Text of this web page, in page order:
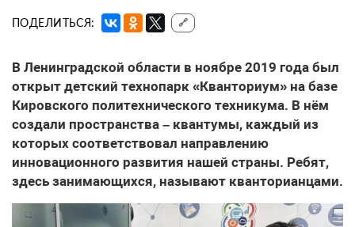
ПОДЕЛИТЬСЯ: 🔗
В Ленинградской области в ноябре 2019 года был
открыт детский технопарк «Кванториум» на базе
Кировского политехнического техникума. В нём
создали пространства – квантумы, каждый из
которых соответствовал направлению
инновационного развития нашей страны. Ребят,
здесь занимающихся, называют кванторианцами.